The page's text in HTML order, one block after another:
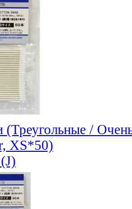
(Треугольные /
XS*50)